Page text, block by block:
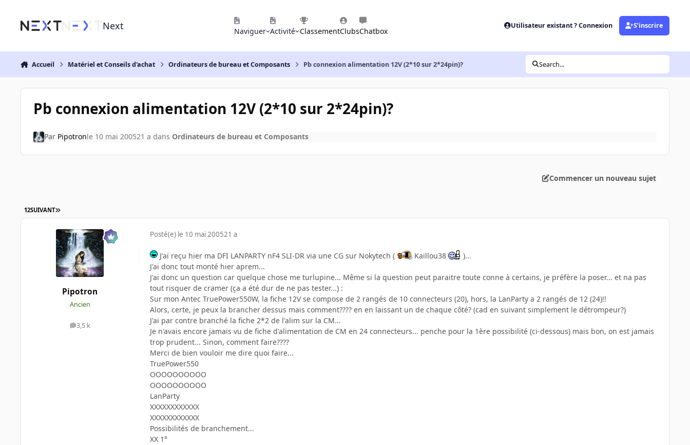
Next Naviguer Activité ClassementClubsChatbox
Utilisateur existant ? Connexion S’inscrire
Accueil Matériel et Conseils d'achat Ordinateurs de bureau et Composants Pb connexion alimentation 12V (2*10 sur 2*24pin)? Search...
Pb connexion alimentation 12V (2*10 sur 2*24pin)?
Par Pipotronle 10 mai 200521 a dans Ordinateurs de bureau et Composants
Commencer un nouveau sujet
12SUIVANT
Pipotron
Ancien
3,5 k
messages
Posté(e) le 10 mai 200521 a
J'ai reçu hier ma DFI LANPARTY nF4 SLI-DR via une CG sur Nokytech ( Kaillou38
)...
J'ai donc tout monté hier aprem...
J'ai donc un question car quelque chose me turlupine... Même si la question peut paraitre toute conne à certains, je préfère la poser... et na pas
tout risquer de cramer (ça a été dur de ne pas tester...) :
Sur mon Antec TruePower550W, la fiche 12V se compose de 2 rangés de 10 connecteurs (20), hors, la LanParty a 2 rangés de 12 (24)!!
Alors, certe, je peux la brancher dessus mais comment???? en en laissant un de chaque côté? (cad en suivant simplement le détrompeur?)
J'ai par contre branché la fiche 2*2 de l'alim sur la CM...
Je n'avais encore jamais vu de fiche d'alimentation de CM en 24 connecteurs... penche pour la 1ère possibilité (ci-dessous) mais bon, on est jamais
trop prudent... Sinon, comment faire????
Merci de bien vouloir me dire quoi faire...
TruePower550
OOOOOOOOOO
OOOOOOOOOO
LanParty
XXXXXXXXXXXX
XXXXXXXXXXXX
Possibilités de branchement...
XX 1°